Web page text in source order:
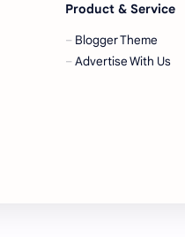
Product & Service
Blogger Theme
Advertise With Us